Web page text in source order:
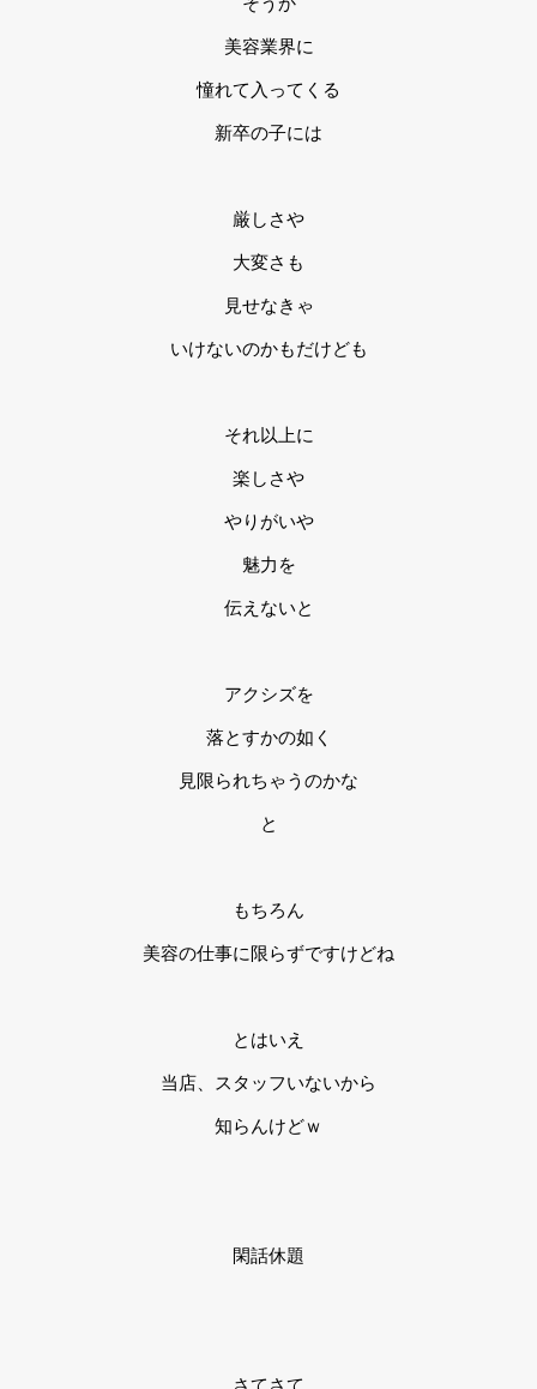
美容業界に
憧れて入ってくる
新卒の子には
厳しさや
大変さも
見せなきゃ
いけないのかもだけども
それ以上に
楽しさや
やりがいや
魅力を
伝えないと
アクシズを
落とすかの如く
見限られちゃうのかな
と
もちろん
美容の仕事に限らずですけどね
とはいえ
当店、スタッフいないから
知らんけどｗ
閑話休題
さてさて